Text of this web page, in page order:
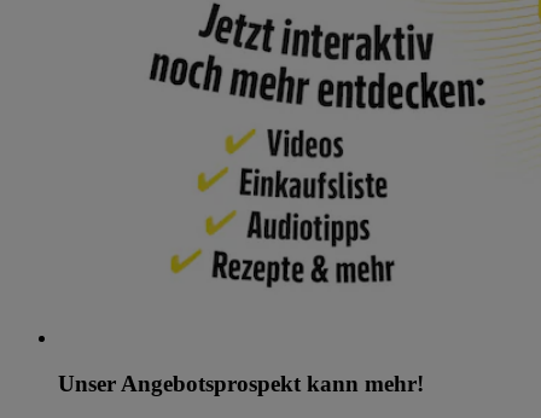
Unser Angebotsprospekt kann mehr!